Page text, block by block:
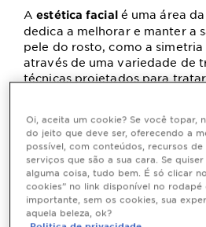
Aestética facialé uma área
dedica a melhorar e manter a
pele do rosto, como a
através de uma variedade de
técnicas projetados para
paciente. Afinal, com o passar
sofre com a perda de
fatores externos como a
e uso excessivo de
contribuem para a perda de
brilho e saúde da pele.
Oi, aceita um cookie? Se você topar,
do jeito que deve ser, oferecendo a
possível, com conteúdos, recursos
serviços que são a sua cara. Se
alguma coisa, tudo bem. É só clicar
cookies” no link disponível no rodapé
importante, sem os cookies, sua
aquela beleza, ok?